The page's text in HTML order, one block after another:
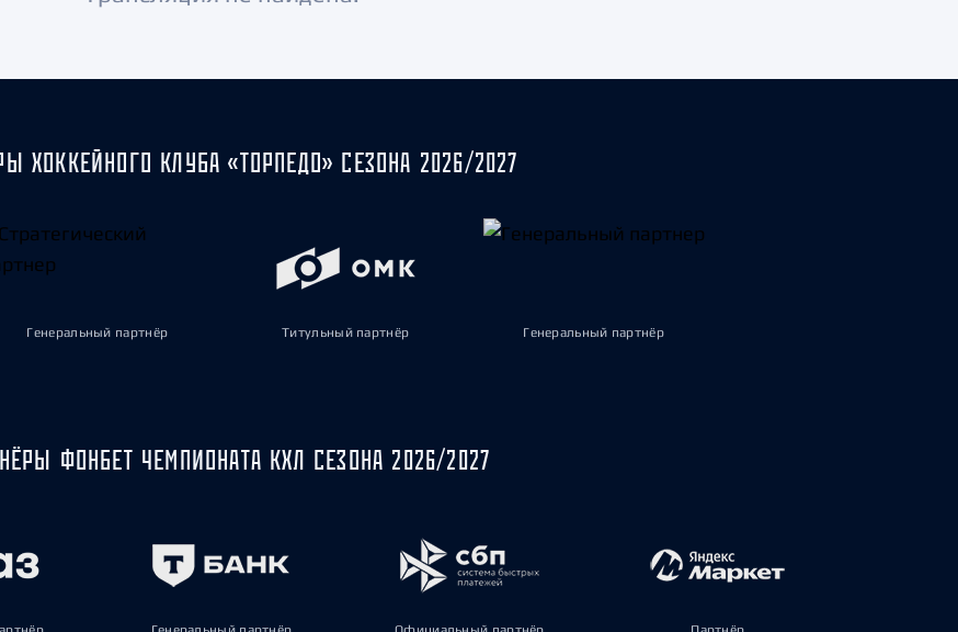
Салават Юлаев
ХОККЕЙНОГО КЛУБА «ТОРПЕДО» СЕЗОНА 2026/2027
Генеральный партнёр Титульный партнёр Генеральный партнёр
ФОНБЕТ ЧЕМПИОНАТА КХЛ СЕЗОНА 2026/2027